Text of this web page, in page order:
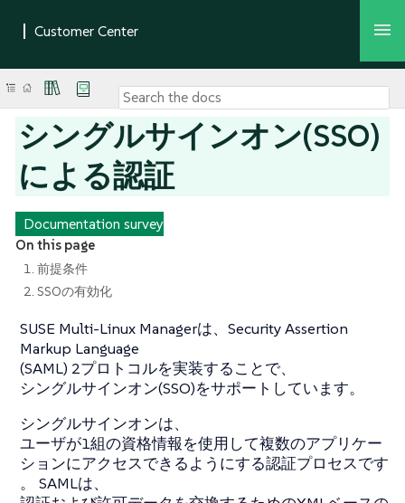
シングルサインオン(SSO)
による認証
Documentation survey
On this page
1. 前提条件
2. SSOの有効化
SUSE Multi-Linux Managerは、Security Assertion
Markup Language
(SAML) 2プロトコルを実装することで、
シングルサインオン(SSO)をサポートしています。
シングルサインオンは、
ユーザが1組の資格情報を使用して複数のアプリケー
ションにアクセスできるようにする認証プロセスです
。 SAMLは、